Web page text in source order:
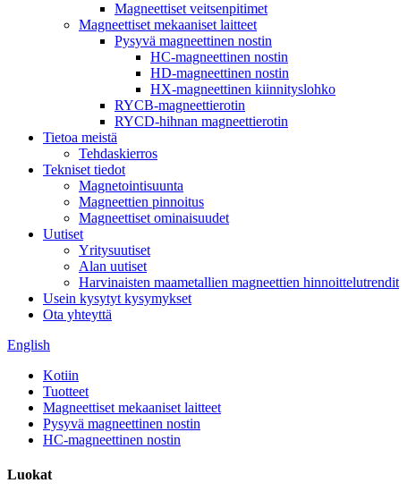
Magneettiset veitsenpitimet
Magneettiset mekaaniset laitteet
Pysyvä magneettinen nostin
HC-magneettinen nostin
HD-magneettinen nostin
HX-magneettinen kiinnityslohko
RYCB-magneettierotin
RYCD-hihnan magneettierotin
Tietoa meistä
Tehdaskierros
Tekniset tiedot
Magnetointisuunta
Magneettien pinnoitus
Magneettiset ominaisuudet
Uutiset
Yritysuutiset
Alan uutiset
Harvinaisten maametallien magneettien hinnoittelutrendit
Usein kysytyt kysymykset
Ota yhteyttä
English
Kotiin
Tuotteet
Magneettiset mekaaniset laitteet
Pysyvä magneettinen nostin
HC-magneettinen nostin
Luokat